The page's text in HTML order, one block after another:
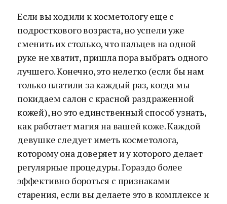
Если вы ходили к косметологу еще с
подросткового возраста, но успели уже
сменить их столько, что пальцев на одной
руке не хватит, пришла пора выбрать одного
лучшего. Конечно, это нелегко (если бы нам
только платили за каждый раз, когда мы
покидаем салон с красной раздраженной
кожей), но это единственный способ узнать,
как работает магия на вашей коже. Каждой
девушке следует иметь косметолога,
которому она доверяет и у которого делает
регулярные процедуры. Гораздо более
эффективно бороться с признаками
старения, если вы делаете это в комплексе и